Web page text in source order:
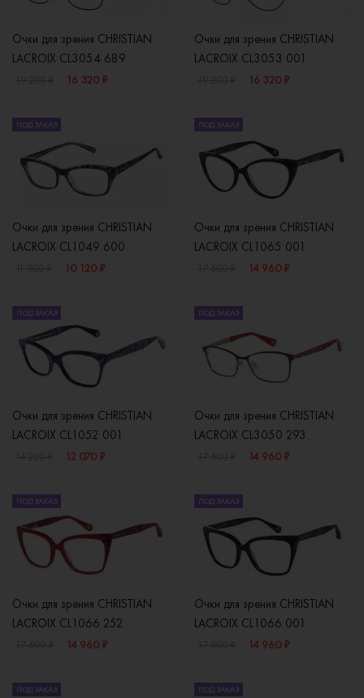
Очки для зрения CHRISTIAN
LACROIX CL3054 689
16 320 ₽
Очки для зрения CHRISTIAN
LACROIX CL3053 001
16 320 ₽
ПОД ЗАКАЗ
Очки для зрения CHRISTIAN
LACROIX CL1049 600
10 120 ₽
ПОД ЗАКАЗ
Очки для зрения CHRISTIAN
LACROIX CL1065 001
14 960 ₽
ПОД ЗАКАЗ
Очки для зрения CHRISTIAN
LACROIX CL1052 001
12 070 ₽
ПОД ЗАКАЗ
Очки для зрения CHRISTIAN
LACROIX CL3050 293
14 960 ₽
ПОД ЗАКАЗ
Очки для зрения CHRISTIAN
LACROIX CL1066 252
14 960 ₽
ПОД ЗАКАЗ
Очки для зрения CHRISTIAN
LACROIX CL1066 001
14 960 ₽
ПОД ЗАКАЗ ПОД ЗАКАЗ